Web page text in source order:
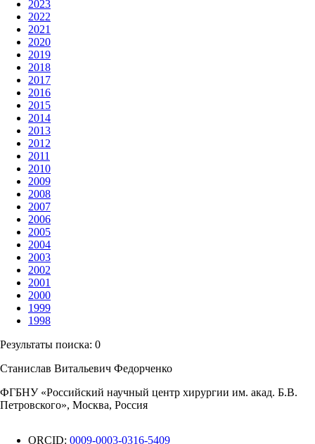
2023
2022
2021
2020
2019
2018
2017
2016
2015
2014
2013
2012
2011
2010
2009
2008
2007
2006
2005
2004
2003
2002
2001
2000
1999
1998
Результаты поиска: 0
Станислав Витальевич Федорченко
ФГБНУ «Российский научный центр хирургии им. акад. Б.В.
Петровского», Москва, Россия
ORCID: 0009-0003-0316-5409